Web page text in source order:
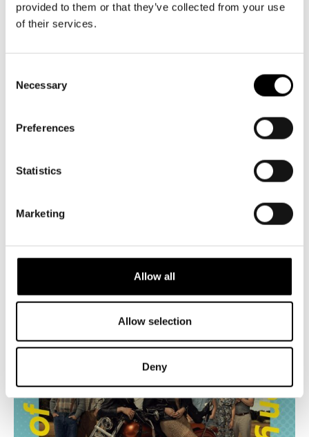
provided to them or that they’ve collected from your use
of their services.
Selection
Necessary
Preferences
Statistics
Marketing
Allow all
Allow selection
Deny
Tunnin aikana esittelemme koko tulevan ohjelmiston 2026-
2027.
Thibblin. Ohjelma on ruotsiksi.
Ilmainen sisäänpääsy, mutta tarvitset lipun. Rajoitettu määrä
paikkoja on lunastettavissa lippukassalta Taiteiden yön